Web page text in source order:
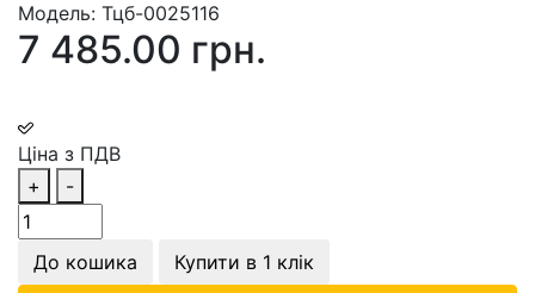
Модель: Тцб-0025116
7 485.00 грн.
Ціна з ПДВ
+
-
До кошика
Купити в 1 клік